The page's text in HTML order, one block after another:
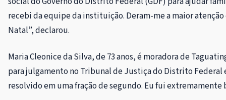
recebi da equipe da instituição. Deram-me a maior
Natal”, declarou.
Maria Cleonice da Silva, de 73 anos, é moradora de
para julgamento no Tribunal de Justiça do Distrito
resolvido em uma fração de segundo. Eu fui